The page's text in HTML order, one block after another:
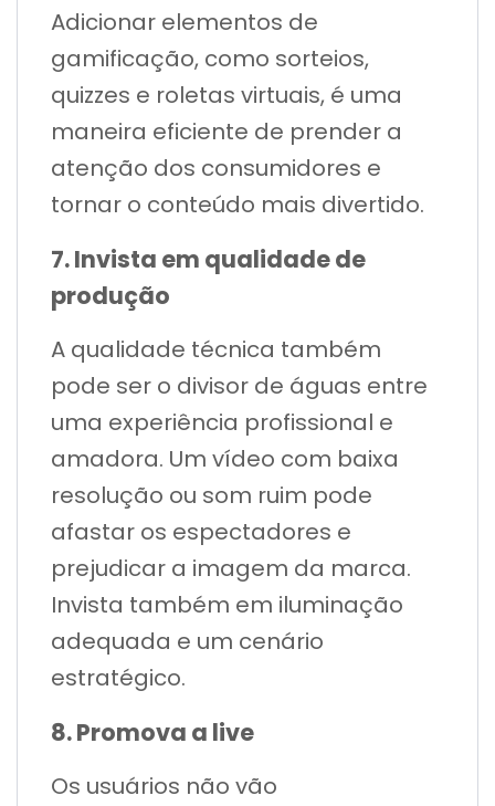
Adicionar elementos de
gamificação, como sorteios,
quizzes e roletas virtuais, é uma
maneira eficiente de prender a
atenção dos consumidores e
tornar o conteúdo mais divertido.
7. Invista em qualidade de
produção
A qualidade técnica também
pode ser o divisor de águas entre
uma experiência profissional e
amadora. Um vídeo com baixa
resolução ou som ruim pode
afastar os espectadores e
prejudicar a imagem da marca.
Invista também em iluminação
adequada e um cenário
estratégico.
8. Promova a live
Os usuários não vão